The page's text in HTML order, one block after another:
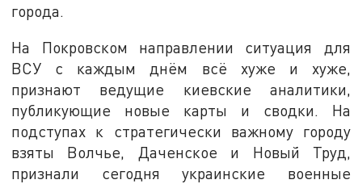
города.
На Покровском направлении ситуация для
ВСУ с каждым днём всё хуже и хуже,
признают ведущие киевские аналитики,
публикующие новые карты и сводки. На
подступах к стратегически важному городу
взяты Волчье, Даченское и Новый Труд,
признали сегодня украинские военные